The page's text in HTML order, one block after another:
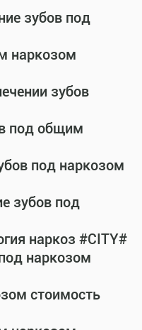
зубов под
наркозом
зубов
под общим
под наркозом
зубов под
наркоз #CITY#
наркозом
стоимость